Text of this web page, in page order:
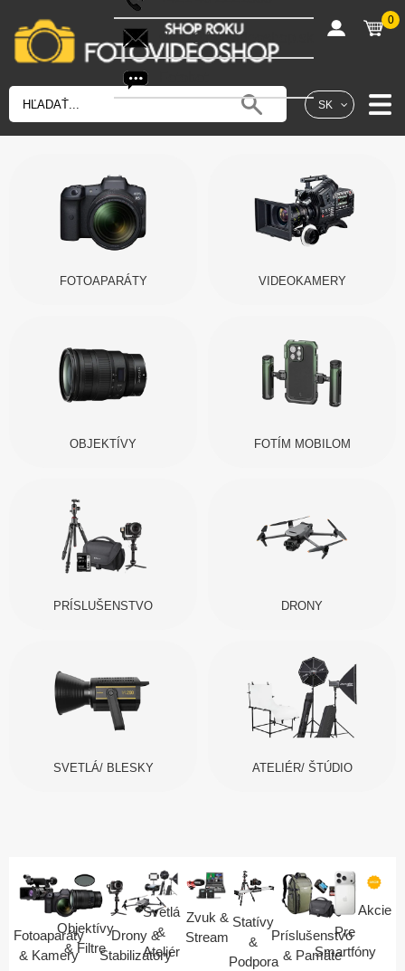
SK
shop@fotovideoshop.sk
0
FOTOAPARÁTY VIDEOKAMERY
OBJEKTÍVY FOTÍM MOBILOM
PRÍSLUŠENSTVO DRONY
SVETLÁ/ BLESKY ATELIÉR/ ŠTÚDIO
Fotoaparáty
& Kamery
Objektívy
& Filtre
Drony &
Stabilizátory
Svetlá
&
Ateliér
Zvuk &
Stream
Statívy
&
Podpora
Príslušenstvo
& Pamäte
Pre
Smartfóny
Akcie